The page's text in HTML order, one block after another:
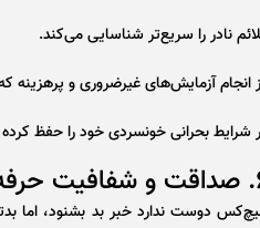
نادر را سریع‌تر شناسایی می‌کند.
انجام آزمایش‌های غیرضروری و
شرایط بحرانی خونسردی خود را حفظ
دوست ندارد خبر بد بشنود، اما